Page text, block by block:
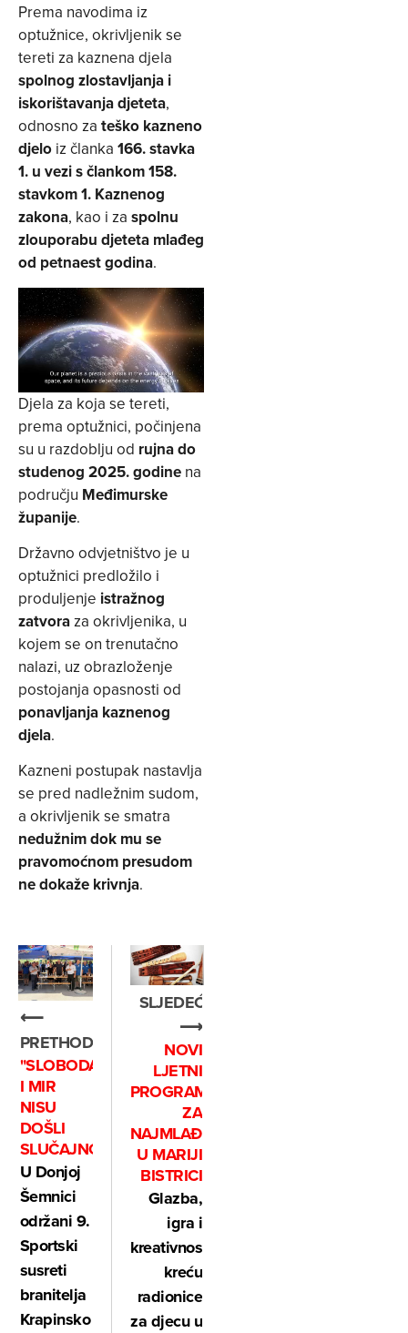
Prema navodima iz
optužnice, okrivljenik se
tereti za kaznena djela
spolnog zlostavljanja i
iskorištavanja djeteta,
odnosno za teško kazneno
djelo iz članka 166. stavka
1. u vezi s člankom 158.
stavkom 1. Kaznenog
zakona, kao i za spolnu
zlouporabu djeteta mlađeg
od petnaest godina.
Djela za koja se tereti,
prema optužnici, počinjena
su u razdoblju od rujna do
studenog 2025. godine na
području Međimurske
županije.
Državno odvjetništvo je u
optužnici predložilo i
produljenje istražnog
zatvoraza okrivljenika, u
kojem se on trenutačno
nalazi, uz obrazloženje
postojanja opasnosti od
ponavljanja kaznenog
djela.
Kazneni postupak nastavlja
se pred nadležnim sudom,
a okrivljenik se smatra
nedužnim dok mu se
pravomoćnom presudom
ne dokaže krivnja.
⟵
PRETHODNO
"SLOBODA
I MIR
NISU
DOŠLI
SLUČAJNO"
U Donjoj
Šemnici
održani 9.
Sportski
susreti
branitelja
Krapinsko
SLJEDEĆE
⟶
NOVI
LJETNI
PROGRAM
ZA
NAJMLAĐE
U MARIJI
BISTRICI
Glazba,
igra i
kreativnost:
kreću
radionice
za djecu u